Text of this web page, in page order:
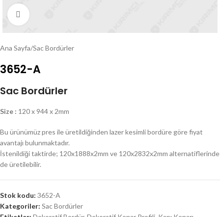
Click to enlarge
Ana Sayfa/Sac Bordürler
3652-A
Sac Bordürler
Size : 120 x 944 x 2mm
Bu ürünümüz pres ile üretildiğinden lazer kesimli bordüre göre fiyat
avantajı bulunmaktadır.
İstenildiği taktirde; 120x1888x2mm ve 120x2832x2mm alternatiflerinde
de üretilebilir.
Stok kodu: 3652-A
Kategoriler: Sac Bordürler